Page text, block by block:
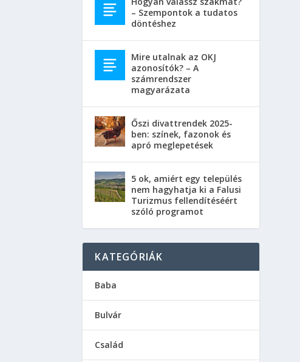
– Szempontok a tudatos
döntéshez
Mire utalnak az OKJ
azonosítók? – A
számrendszer
magyarázata
Őszi divattrendek 2025-
ben: színek, fazonok és
apró meglepetések
5 ok, amiért egy település
nem hagyhatja ki a Falusi
Turizmus fellendítéséért
szóló programot
KATEGÓRIÁK
Baba
Bulvár
Család